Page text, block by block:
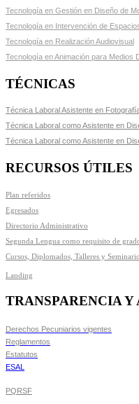
Tecnología en Gestión en Diseño de
Tecnología en Intervención de
Tecnología en Realización Audiovisual
Tecnología en Animación para Medios
TÉCNICAS
Técnica Laboral Asistente en
Técnica Laboral como Asistente en
Técnica Laboral como Asistente en
RECURSOS ÚTILES
Plan referidos
Egresados
Directorio Administrativo
Segunda Lengua como requisito de
Cursos, Diplomados, Talleres y
Landing
TRANSPARENCIA
Derechos Pecuniarios vigentes
Reglamentos
Estatutos
ESAL
PQRSF